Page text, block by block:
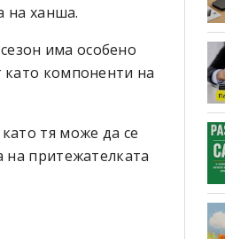
на ханша.
има особено
компоненти на
тя може да се
на притежателката